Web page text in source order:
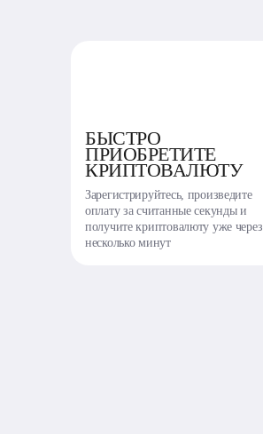
БЫСТРО
ПРИОБРЕТИТЕ
КРИПТОВАЛЮТУ
Зарегистрируйтесь, произведите
оплату за считанные секунды и
получите криптовалюту уже через
несколько минут